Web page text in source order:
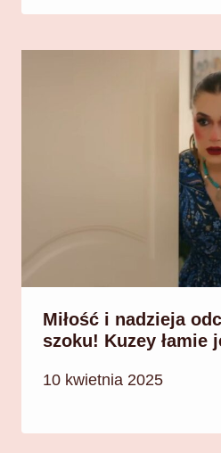
Miłość i nadzieja
szoku! Kuzey łamie
10 kwietnia 2025